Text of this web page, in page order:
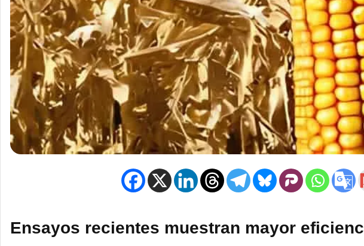
Ensayos recientes muestran mayor